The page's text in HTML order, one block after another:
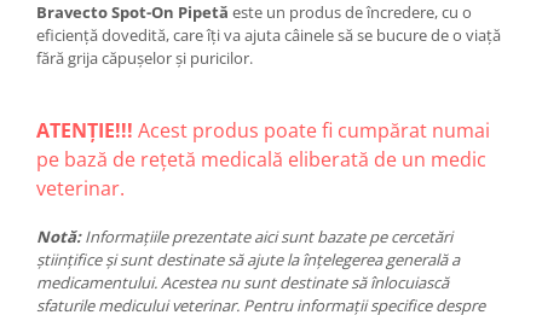
Bravecto Spot-On Pipetă este un produs de încredere, cu o
eficiență dovedită, care îți va ajuta câinele să se bucure de o viață
fără grija căpușelor și puricilor.
ATENȚIE!!! Acest produs poate fi cumpărat numai
pe bază de rețetă medicală eliberată de un medic
veterinar.
Notă:Informațiile prezentate aici sunt bazate pe cercetări
științifice și sunt destinate să ajute la înțelegerea generală a
medicamentului. Acestea nu sunt destinate să înlocuiască
sfaturile medicului veterinar. Pentru informații specifice despre